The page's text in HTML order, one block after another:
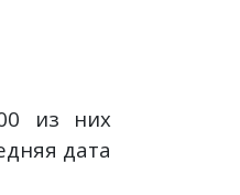
из них
дата